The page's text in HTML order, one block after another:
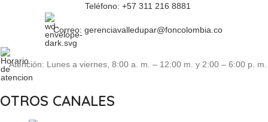
Teléfono: +57 311 216 8881
Correo: gerenciavalledupar@foncolombia.co
Atención: Lunes a viernes, 8:00 a. m. – 12:00 m. y 2:00 – 6:00 p. m.
OTROS CANALES